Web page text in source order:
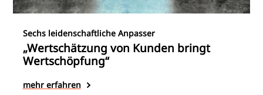
Sechs leidenschaftliche Anpasser
„Wertschätzung von Kunden bringt
Wertschöpfung“
mehr erfahren